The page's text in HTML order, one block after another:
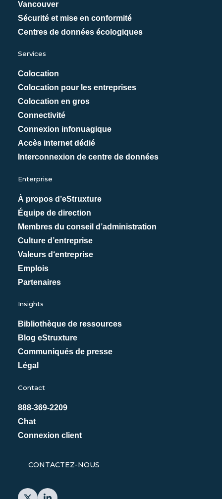
Vancouver
Sécurité et mise en conformité
Centres de données écologiques
Services
Colocation
Colocation pour les entreprises
Colocation en gros
Connectivité
Connexion infonuagique
Accès internet dédié
Interconnexion de centre de données
Enterprise
À propos d’eStruxture
Équipe de direction
Membres du conseil d’administration
Culture d’entreprise
Valeurs d‘entreprise
Emplois
Partenaires
Insights
Bibliothèque de ressources
Blog eStruxture
Communiqués de presse
Légal
Contact
888-369-2209
Chat
Connexion client
CONTACTEZ-NOUS